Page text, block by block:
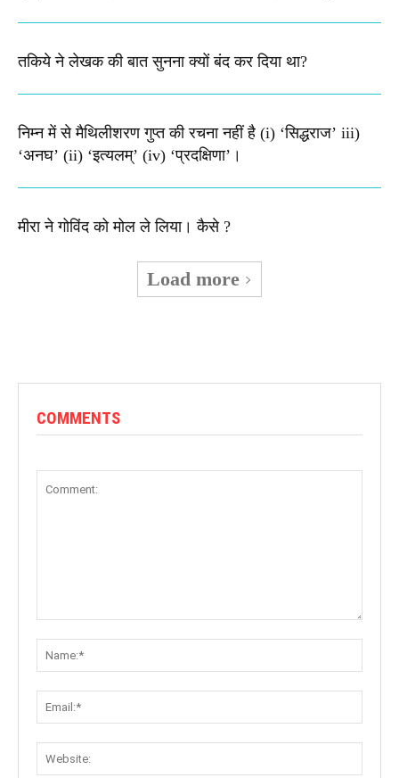
तकिये ने लेखक की बात सुनना क्यों बंद कर दिया था?
निम्न में से मैथिलीशरण गुप्त की रचना नहीं है (i) ‘सिद्धराज’ iii)
‘अनघ’ (ii) ‘इत्यलम्’ (iv) ‘प्रदक्षिणा’।
मीरा ने गोविंद को मोल ले लिया। कैसे ?
Load more
COMMENTS